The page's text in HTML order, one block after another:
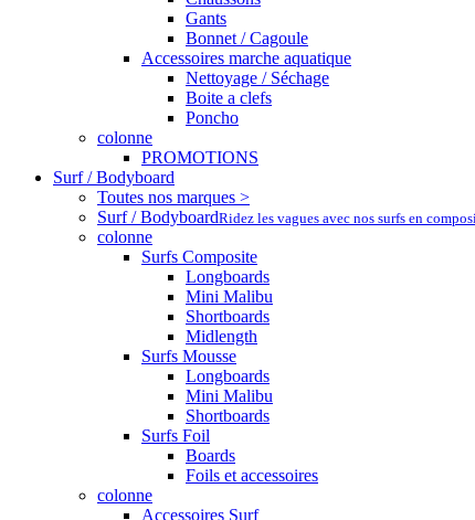
Gants
Bonnet / Cagoule
Accessoires marche aquatique
Nettoyage / Séchage
Boite a clefs
Poncho
colonne
PROMOTIONS
Surf / Bodyboard
Toutes nos marques >
Surf / BodyboardRidez les vagues avec nos surfs en
colonne
Surfs Composite
Longboards
Mini Malibu
Shortboards
Midlength
Surfs Mousse
Longboards
Mini Malibu
Shortboards
Surfs Foil
Boards
Foils et accessoires
colonne
Accessoires Surf